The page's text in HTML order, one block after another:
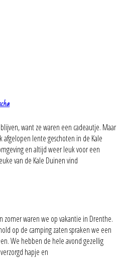
want ze waren een cadeautje. Maar
afgelopen lente geschoten in de Kale
en altijd weer leuk voor een
van de Kale Duinen vind
zomer waren we op vakantie in Drenthe.
op de camping zaten spraken we een
We hebben de hele avond gezellig
hapje en